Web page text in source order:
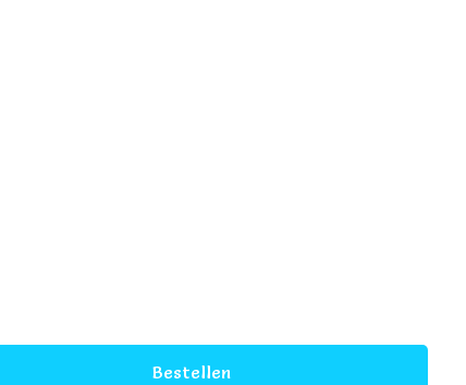
Bestellen